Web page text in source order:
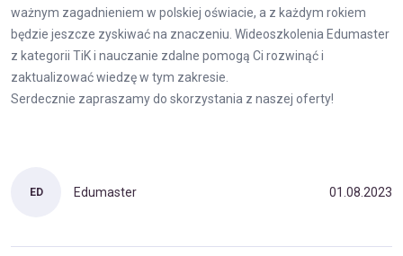
ważnym zagadnieniem w polskiej oświacie, a z każdym rokiem
będzie jeszcze zyskiwać na znaczeniu. Wideoszkolenia Edumaster
z kategorii TiK i nauczanie zdalne pomogą Ci rozwinąć i
zaktualizować wiedzę w tym zakresie.
Serdecznie zapraszamy do skorzystania z naszej oferty!
ED Edumaster 01.08.2023